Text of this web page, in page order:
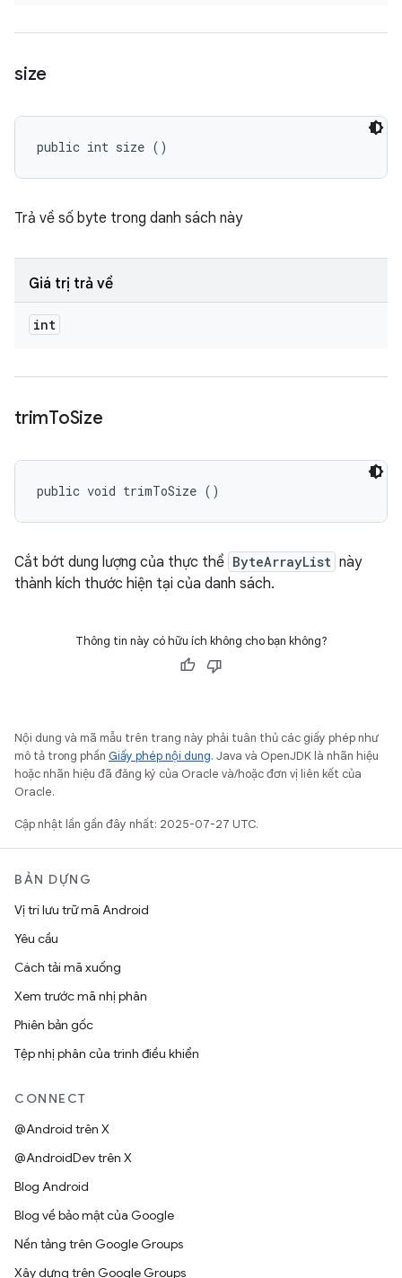
size
public int size ()
Trả về số byte trong danh sách này
Giá trị trả về
int
trimToSize
public void trimToSize ()
Cắt bớt dung lượng của thực thể ByteArrayList này
thành kích thước hiện tại của danh sách.
Thông tin này có hữu ích không cho bạn không?
Nội dung và mã mẫu trên trang này phải tuân thủ các giấy phép như
mô tả trong phần Giấy phép nội dung. Java và OpenJDK là nhãn hiệu
hoặc nhãn hiệu đã đăng ký của Oracle và/hoặc đơn vị liên kết của
Oracle.
Cập nhật lần gần đây nhất: 2025-07-27 UTC.
BẢN DỰNG
Vị trí lưu trữ mã Android
Yêu cầu
Cách tải mã xuống
Xem trước mã nhị phân
Phiên bản gốc
Tệp nhị phân của trình điều khiển
CONNECT
@Android trên X
@AndroidDev trên X
Blog Android
Blog về bảo mật của Google
Nền tảng trên Google Groups
Xây dựng trên Google Groups